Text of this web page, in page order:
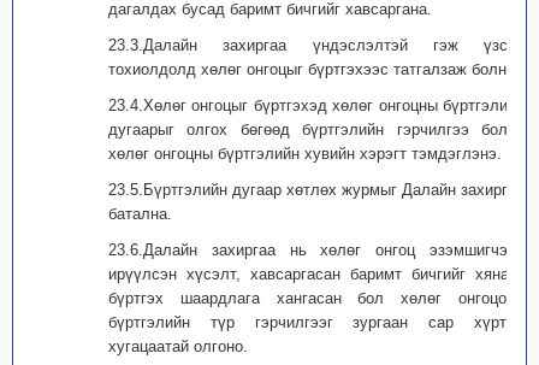
дагалдах бусад баримт бичгийг хавсаргана.
23.3.Далайн захиргаа үндэслэлтэй гэж үзсэн
тохиолдолд хөлөг онгоцыг бүртгэхээс татгалзаж болно.
23.4.Хөлөг онгоцыг бүртгэхэд хөлөг онгоцны бүртгэлийн
дугаарыг олгох бөгөөд бүртгэлийн гэрчилгээ болон
хөлөг онгоцны бүртгэлийн хувийн хэрэгт тэмдэглэнэ.
23.5.Бүртгэлийн дугаар хөтлөх журмыг Далайн захиргаа
батална.
23.6.Далайн захиргаа нь хөлөг онгоц эзэмшигчээс
ирүүлсэн хүсэлт, хавсаргасан баримт бичгийг хянаж,
бүртгэх шаардлага хангасан бол хөлөг онгоцонд
бүртгэлийн түр гэрчилгээг зургаан сар хүртэл
хугацаатай олгоно.